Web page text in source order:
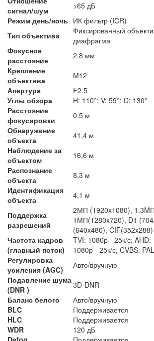
сигнал/шум
>65 дБ
Режим день/ночь ИК фильтр (ICR)
Тип объектива
Фиксированный
диафрагма
Фокусное
расстояние
2.8 мм
Крепление
объектива
M12
Апертура
F2.5
Углы обзора
H: 110°; V: 59°; D: 130°
Расстояние
фокусировки
0.5 м
Обнаружение
объекта
41,4 м
Наблюдение за
объектом
16,6 м
Распознание
объекта
8,3 м
Идентификация
объекта
4,1 м
Поддержка
разрешений
2МП (1920x1080),
1МП(1280x720), D1
(640x480), CIF(352x288)
Частота кадров
(главный поток)
TVI: 1080р - 25к/с; AHD:
1080р - 25к/с; CVBS:
Регулировка
усиления (AGC)
Авто/вручную
Подавление шума
(DNR )
3D-DNR
Баланс белого
Авто/вручную
BLC
Поддерживается
HLC
Поддерживается
WDR
120 дБ